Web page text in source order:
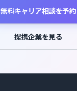
無料キャリア相談を予約
提携企業を見る